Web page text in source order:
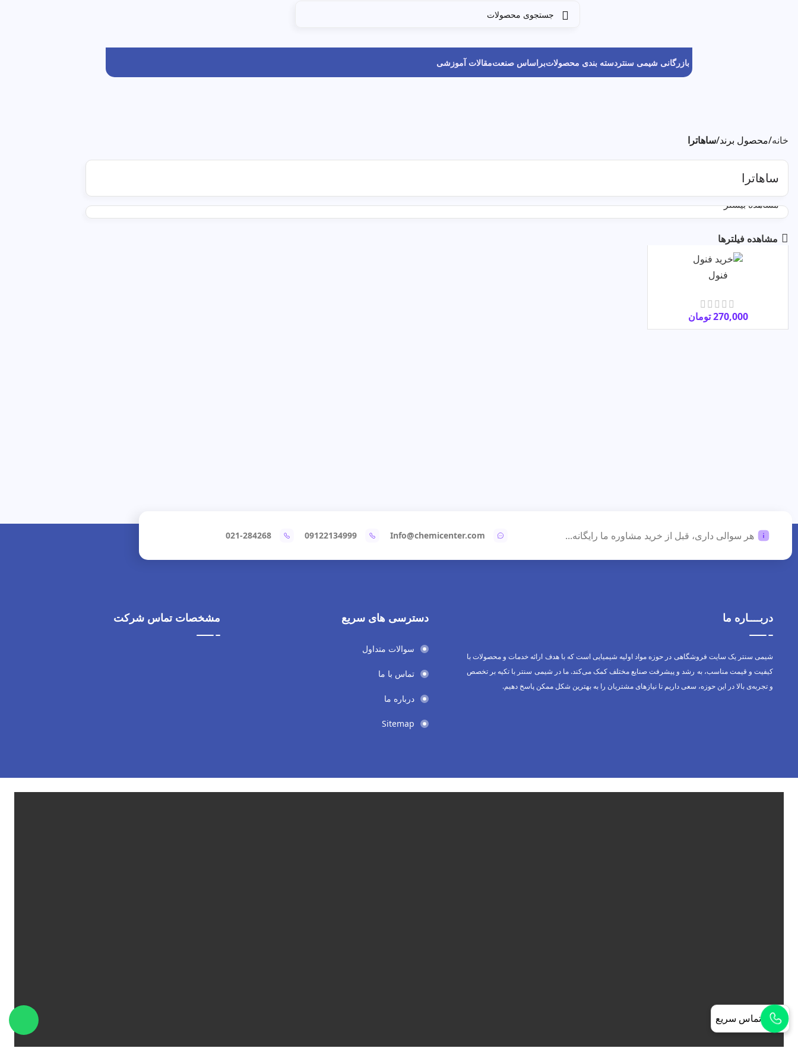
تماس سریع
بازرگانی شیمی سنتر دسته بندی محصولاتبراساس صنعتمقالات آموزشی
خانه محصول برند ساهاترا
ساهاترا
مشاهده بیشتر
مشاهده فیلترها
فنول
270,000تومان
هر سوالی داری، قبل از خرید مشاوره ما رایگانه... Info@chemicenter.com
09122134999
021-284268
دربــــاره ما
شیمی سنتر یک سایت فروشگاهی در حوزه مواد اولیه شیمیایی است که با هدف ارائه خدمات و محصولات با
کیفیت و قیمت مناسب، به رشد و پیشرفت صنایع مختلف کمک می‌کند. ما در شیمی سنتر با تکیه بر تخصص
و تجربه‌ی بالا در این حوزه، سعی داریم تا نیازهای مشتریان را به بهترین شکل ممکن پاسخ دهیم.
دسترسی های سریع
سوالات متداول
تماس با ما
درباره ما
Sitemap
مشخصات تماس شرکت